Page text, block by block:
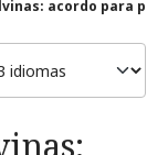
acordo para